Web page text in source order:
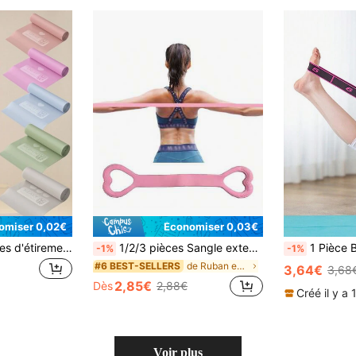
0,02€
Ensemble de bandes d'étirement de yoga portables, convient pour les exercices de jambes, de squats et de hanches. Corde d'étirement de yoga et de pilates, convient pour la fitness à domicile, l'étirement et l'entraînement de force. Bande d'exercice élastique et anneau élastique pour les hommes et les femmes.
Économiser 0,03€
-1% 1/2/3 pièces Sangle extensible en forme de 8, bande de stretching pour le dos des femmes, corde élastique en silicone épaisse pour le dos
#6 BEST-SELLERS de Ruban extensible
Dès2,85€ 2,88€
-1% 1 Pièce Bande De Résistance À L'étirement Pour La
3,64€
Créé il y a
Voir plus